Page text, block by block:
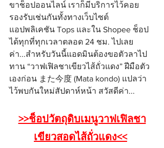
ขาช็อปออนไลน์ เราก็มีบริการไว้คอย
รองรับเช่นกันทั้งทางเว็บไซต์
แอปพลิเคชัน Tops และใน Shopee ช็อป
ได้ทุกที่ทุกเวลาตลอด 24 ชม. ไปเลย
ค่า...สำหรับวันนี้แอดมินต้องขอตัวลาไป
ทาน “วาฟเฟิลชาเขียวไส้ถั่วแดง” ฝีมือตัว
เองก่อน また今度 (Mata kondo) แปลว่า
ไว้พบกันใหม่สัปดาห์หน้า สวัสดีค่า...
>>ช็อปวัตถุดิบเมนูวาฟเฟิลชา
เขียวสอดไส้ถั่วแดง<<